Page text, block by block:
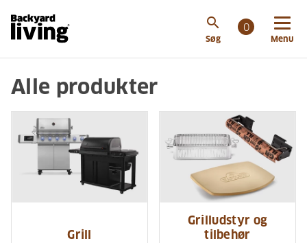
search
Søg
0
Menu
Alle produkter
Grill
Grilludstyr og
tilbehør